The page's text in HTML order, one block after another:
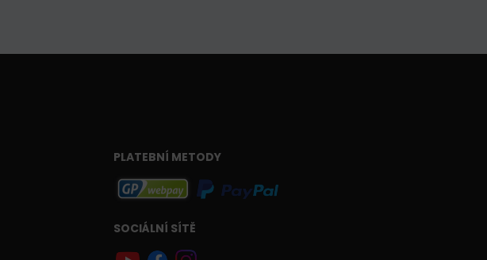
PLATEBNÍ METODY
SOCIÁLNÍ SÍTĚ